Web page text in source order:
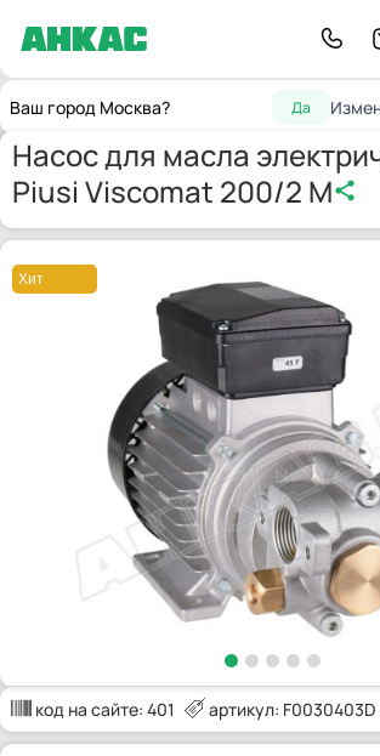
Ваш город Москва? Да
ГлавнаяНасосы
Viscomat 200/2 M
Насос для масла
Piusi Viscomat 200/2 M
Хит
код на сайте: 401 артикул: F0030403D